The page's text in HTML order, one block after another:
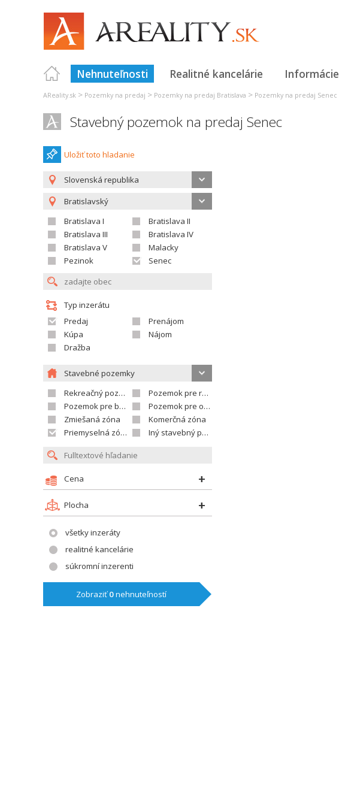
Nehnuteľnosti Realitné kancelárie Informácie
AReality.sk > Pozemky na predaj > Pozemky na predaj Bratislava > Pozemky na predaj Senec
Stavebný pozemok na predaj Senec
Uložiť toto hladanie
Slovenská republika
Bratislavský
Bratislava I
Bratislava II
Bratislava III
Bratislava IV
Bratislava V
Malacky
Pezinok
Senec
Typ inzerátu
Predaj
Prenájom
Kúpa
Nájom
Dražba
Stavebné pozemky
Rekreačný pozemok
Pozemok pre rodinné domy
Pozemok pre bytovú výstavbu
Pozemok pre občian.vybavenosť
Zmiešaná zóna
Komerčná zóna
Priemyselná zóna
Iný stavebný pozemok
Cena
Plocha
všetky inzeráty
realitné kancelárie
súkromní inzerenti
Zobraziť0nehnuteľností